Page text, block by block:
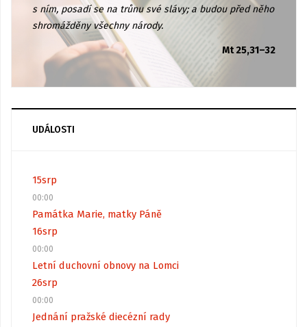
s ním, posadí se na trůnu své slávy; a budou před něho
shromážděny všechny národy.
Mt 25,31–32
UDÁLOSTI
15srp
00:00
Památka Marie, matky Páně
16srp
00:00
Letní duchovní obnovy na Lomci
26srp
00:00
Jednání pražské diecézní rady